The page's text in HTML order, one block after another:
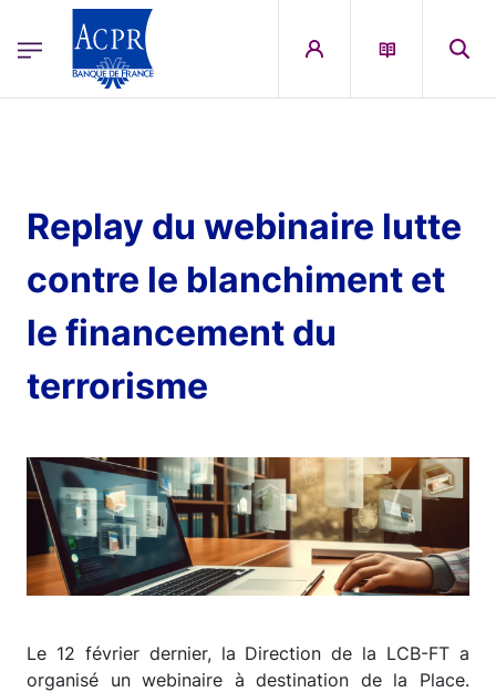
ACPR Menu Principal (French)
Replay du webinaire lutte
contre le blanchiment et
le financement du
terrorisme
Le 12 février dernier, la Direction de la LCB-FT a
organisé un webinaire à destination de la Place.